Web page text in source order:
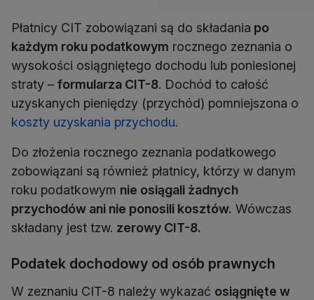
Płatnicy CIT zobowiązani są do składania po
każdym roku podatkowym rocznego zeznania o
wysokości osiągniętego dochodu lub poniesionej
straty – formularza CIT-8. Dochód to całość
uzyskanych pieniędzy (przychód) pomniejszona o
koszty uzyskania przychodu.
Do złożenia rocznego zeznania podatkowego
zobowiązani są również płatnicy, którzy w danym
roku podatkowym nie osiągali żadnych
przychodów ani nie ponosili kosztów. Wówczas
składany jest tzw. zerowy CIT-8.
Podatek dochodowy od osób prawnych
W zeznaniu CIT-8 należy wykazać osiągnięte w